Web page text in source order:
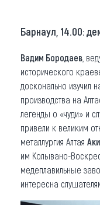
Барнаул, 14.00:
Вадим Бородаев ,
исторического
досконально изучил
производства на
легенды о «чуди» и
привели к великим
металлургия Алтая
им Колывано-
медеплавильные
интересна